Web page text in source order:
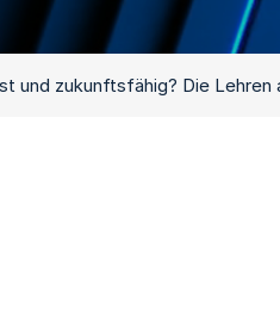
und zukunftsfähig? Die Lehren